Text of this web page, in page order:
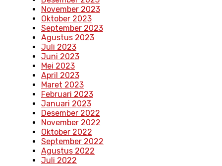
November 2023
Oktober 2023
September 2023
Agustus 2023
Juli 2023
Juni 2023
Mei 2023
April 2023
Maret 2023
Februari 2023
Januari 2023
Desember 2022
November 2022
Oktober 2022
September 2022
Agustus 2022
Juli 2022